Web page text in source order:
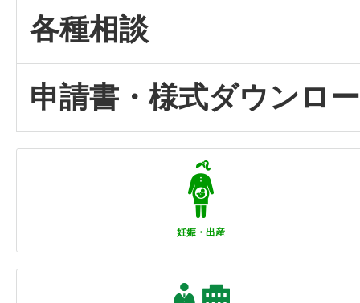
各種相談
申請書・様式ダウンロ
妊娠・出産